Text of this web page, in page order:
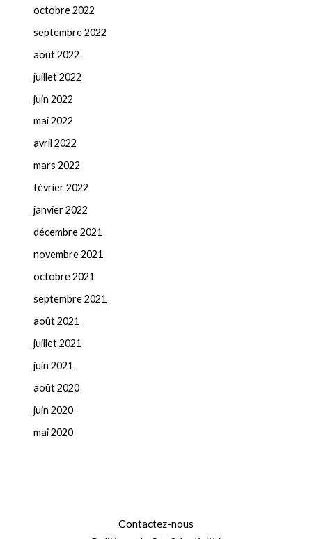
octobre 2022
septembre 2022
août 2022
juillet 2022
juin 2022
mai 2022
avril 2022
mars 2022
février 2022
janvier 2022
décembre 2021
novembre 2021
octobre 2021
septembre 2021
août 2021
juillet 2021
juin 2021
août 2020
juin 2020
mai 2020
Contactez-nous